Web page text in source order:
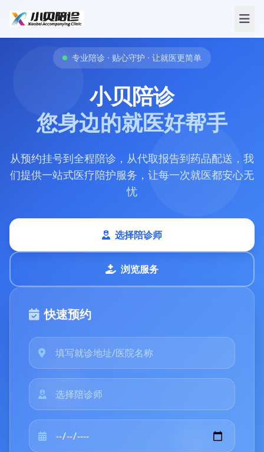
专业陪诊 · 贴心守护 · 让就医更简单
小贝陪诊
您身边的就医好帮手
从预约挂号到全程陪诊，从代取报告到药品配送，我
们提供一站式医疗陪护服务，让每一次就医都安心无
忧
选择陪诊师
浏览服务
快速预约